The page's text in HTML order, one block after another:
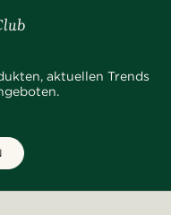
aktuellen Trends